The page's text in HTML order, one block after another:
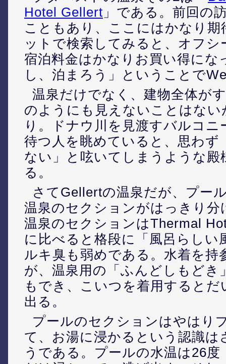
Hotel Gellert 」である。前回の
こともあり、ここにはかなり
ットで検索してみると、オフ
宿泊料金はかなりお買い得にな
し、泊まろう」ということで
温泉だけでなく、建物全体が
のようにも見えないことはない
り。ドナウ川を見渡すバルコ
待つ人を眺めていると、思わず
ない」と呟いてしまうような殿
る。
さてGellertの温泉だが、プー
温泉のセクションがはっきり分
温泉のセクションはThermal
に比べると格段に「風呂らしい
ルキ臭も弱めである。水着を持
が、温泉用の「ふんどしもどき
もでき、こいつを着用するとだ
出る。
プールのセクションはやはり
て、お湯に浸かるという認識は
うである。プールの水温は26度